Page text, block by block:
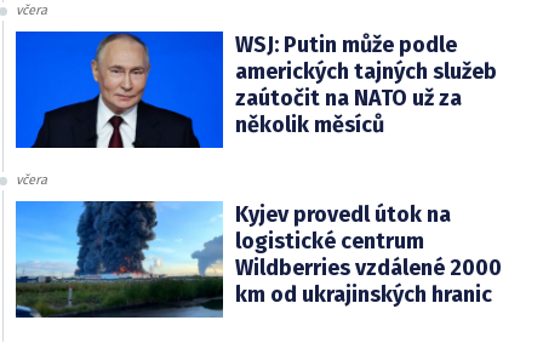
včera
WSJ: Putin může podle
amerických tajných služeb
zaútočit na NATO už za
několik měsíců
včera
Kyjev provedl útok na
logistické centrum
Wildberries vzdálené 2000
km od ukrajinských hranic